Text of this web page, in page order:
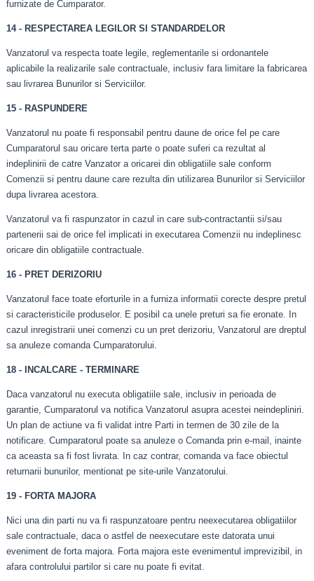
furnizate de Cumparator.
14 - RESPECTAREA LEGILOR SI STANDARDELOR
Vanzatorul va respecta toate legile, reglementarile si ordonantele
aplicabile la realizarile sale contractuale, inclusiv fara limitare la fabricarea
sau livrarea Bunurilor si Serviciilor.
15 - RASPUNDERE
Vanzatorul nu poate fi responsabil pentru daune de orice fel pe care
Cumparatorul sau oricare terta parte o poate suferi ca rezultat al
indeplinirii de catre Vanzator a oricarei din obligatiile sale conform
Comenzii si pentru daune care rezulta din utilizarea Bunurilor si Serviciilor
dupa livrarea acestora.
Vanzatorul va fi raspunzator in cazul in care sub-contractantii si/sau
partenerii sai de orice fel implicati in executarea Comenzii nu indeplinesc
oricare din obligatiile contractuale.
16 - PRET DERIZORIU
Vanzatorul face toate eforturile in a furniza informatii corecte despre pretul
si caracteristicile produselor. E posibil ca unele preturi sa fie eronate. In
cazul inregistrarii unei comenzi cu un pret derizoriu, Vanzatorul are dreptul
sa anuleze comanda Cumparatorului.
18 - INCALCARE - TERMINARE
Daca vanzatorul nu executa obligatiile sale, inclusiv in perioada de
garantie, Cumparatorul va notifica Vanzatorul asupra acestei neindepliniri.
Un plan de actiune va fi validat intre Parti in termen de 30 zile de la
notificare. Cumparatorul poate sa anuleze o Comanda prin e-mail, inainte
ca aceasta sa fi fost livrata. In caz contrar, comanda va face obiectul
returnarii bunurilor, mentionat pe site-urile Vanzatorului.
19 - FORTA MAJORA
Nici una din parti nu va fi raspunzatoare pentru neexecutarea obligatiilor
sale contractuale, daca o astfel de neexecutare este datorata unui
eveniment de forta majora. Forta majora este evenimentul imprevizibil, in
afara controlului partilor si care nu poate fi evitat.